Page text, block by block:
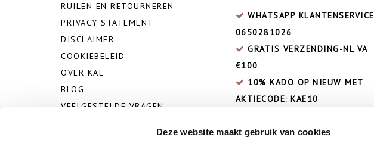
Deze website maakt gebruik van cookies
RUILEN EN RETOURNEREN
PRIVACY STATEMENT
DISCLAIMER
COOKIEBELEID
OVER KAE
BLOG
VEELGESTELDE VRAGEN
WHATSAPP KLANTENSERVICE
0650281026
GRATIS VERZENDING-NL VA
€100
10% KADO OP NIEUW MET
AKTIECODE: KAE10